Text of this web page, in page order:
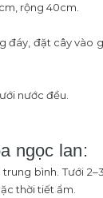
rộng 40cm.
đáy, đặt cây vào
nước đều.
ngọc lan:
bình. Tưới
thời tiết ẩm.